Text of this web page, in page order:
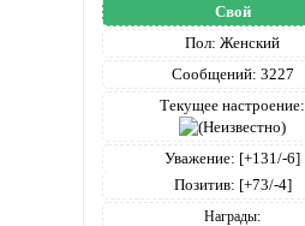
Свой
Пол: Женский
Сообщений: 3227
Текущее настроение:
Уважение: [+131/-6]
Позитив: [+73/-4]
Награды: